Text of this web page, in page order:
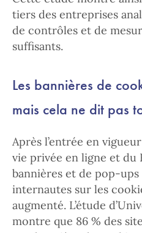
tiers des entreprises
de contrôles et de
suffisants.
Les bannières de
mais cela ne dit pas
Après l’entrée en
vie privée en ligne et du
bannières et de pop-
internautes sur les
augmenté. L’étude
montre que 86 % des